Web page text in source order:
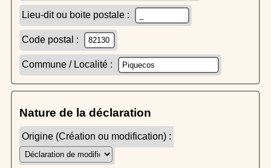
Lieu-dit ou boite postale :
Code postal :
Commune / Localité :
Nature de la déclaration
Origine (Création ou modification) :